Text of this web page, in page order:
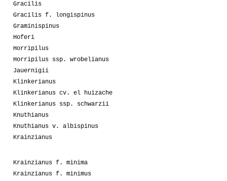
Gracilis
Gracilis f. longispinus
Graminispinus
Hoferi
Horripilus
Horripilus ssp. wrobelianus
Jauernigii
Klinkerianus
Klinkerianus cv. el huizache
Klinkerianus ssp. schwarzii
Knuthianus
Knuthianus v. albispinus
Krainzianus
Krainzianus f. minima
Krainzianus f. minimus